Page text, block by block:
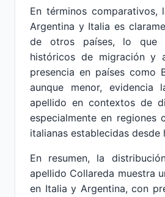
En términos comparativos,
Argentina y Italia es
de otros países, lo que
históricos de migración y
presencia en países como
aunque menor, evidencia
apellido en contextos de
especialmente en regiones
italianas establecidas desde
En resumen, la
apellido Collareda muestra
en Italia y Argentina, con